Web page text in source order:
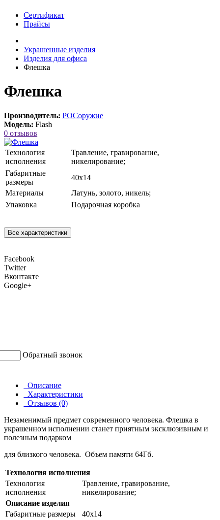
Сертификат
Прайсы
Украшенные изделия
Изделия для офиса
Флешка
Флешка
Производитель: РОСоружие
Модель: Flash
0 отзывов
Технология
исполнения
Травление, гравирование,
никелирование;
Габаритные
размеры
40х14
Материалы
Латунь, золото, никель;
Упаковка
Подарочная коробка
Все характеристики
Facebook
Twitter
Вконтакте
Google+
Обратный звонок
Описание
Характеристики
Отзывов (0)
Незаменимый предмет современного человека. Флешка в
украшенном исполнении станет приятным эксклюзивным и
полезным подарком
для близкого человека. Объем памяти 64Гб.
Технология исполнения
Технология
исполнения
Травление, гравирование,
никелирование;
Описание изделия
Габаритные размеры
40х14